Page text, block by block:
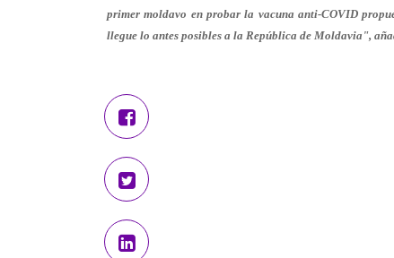
primer moldavo en probar la vacuna anti-COVID
llegue lo antes posibles a la República de Moldavia",